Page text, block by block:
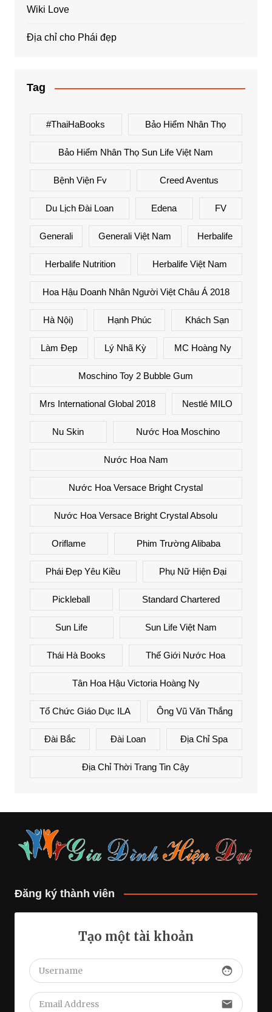
Wiki Love
Địa chỉ cho Phái đẹp
Tag
#ThaiHaBooks Bảo Hiểm Nhân Thọ
Bảo Hiểm Nhân Thọ Sun Life Việt Nam
Bệnh Viện Fv Creed Aventus
Du Lịch Đài Loan Edena FV
Generali Generali Việt Nam Herbalife
Herbalife Nutrition Herbalife Việt Nam
Hoa Hậu Doanh Nhân Người Việt Châu Á 2018
Hà Nội) Hạnh Phúc Khách Sạn
Làm Đẹp Lý Nhã Kỳ MC Hoàng Ny
Moschino Toy 2 Bubble Gum
Mrs International Global 2018 Nestlé MILO
Nu Skin Nước Hoa Moschino
Nước Hoa Nam
Nước Hoa Versace Bright Crystal
Nước Hoa Versace Bright Crystal Absolu
Oriflame Phim Trường Alibaba
Phái Đẹp Yêu Kiều Phụ Nữ Hiện Đại
Pickleball Standard Chartered
Sun Life Sun Life Việt Nam
Thái Hà Books Thế Giới Nước Hoa
Tân Hoa Hậu Victoria Hoàng Ny
Tổ Chức Giáo Dục ILA Ông Vũ Văn Thắng
Đài Bắc Đài Loan Địa Chỉ Spa
Địa Chỉ Thời Trang Tin Cậy
Đăng ký thành viên
Tạo một tài khoản
face
email